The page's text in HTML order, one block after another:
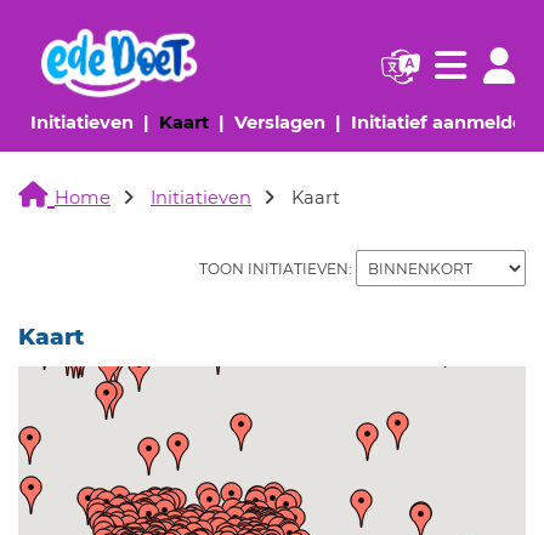
Initiatieven (huidige pagina)
Kaart(huidige pagina)
Verslagen (huidige pagina)
Initiatief aanmelden
Navigatie
Home Initiatieven Kaart
TOON INITIATIEVEN:
Kaart